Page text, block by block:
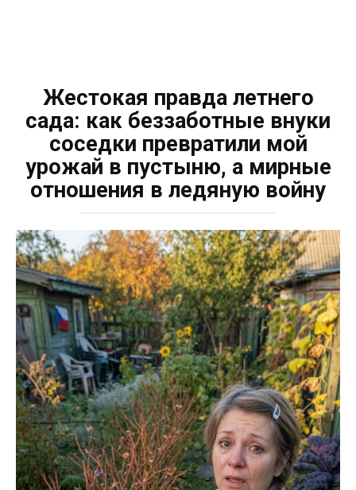
Жестокая правда летнего
сада: как беззаботные внуки
соседки превратили мой
урожай в пустыню, а мирные
отношения в ледяную войну